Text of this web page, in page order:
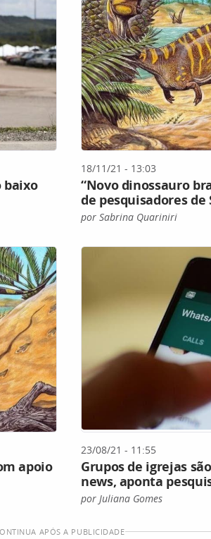
baixo
18/11/21 - 13:03
“Novo dinossauro
de pesquisadores de
por Sabrina Quariniri
apoio
23/08/21 - 11:55
Grupos de igrejas
news, aponta
por Juliana Gomes
APÓS A PUBLICIDADE